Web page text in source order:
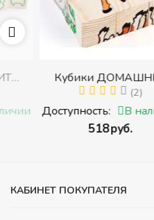
Кубики ДОМАШНИЕ
ЖИВОТНЫЕ (Томик)
(Набор кубиков
разрезных (складных))
(2)
Доступность: В наличии
руб.
КАБИНЕТ ПОКУПАТЕЛЯ